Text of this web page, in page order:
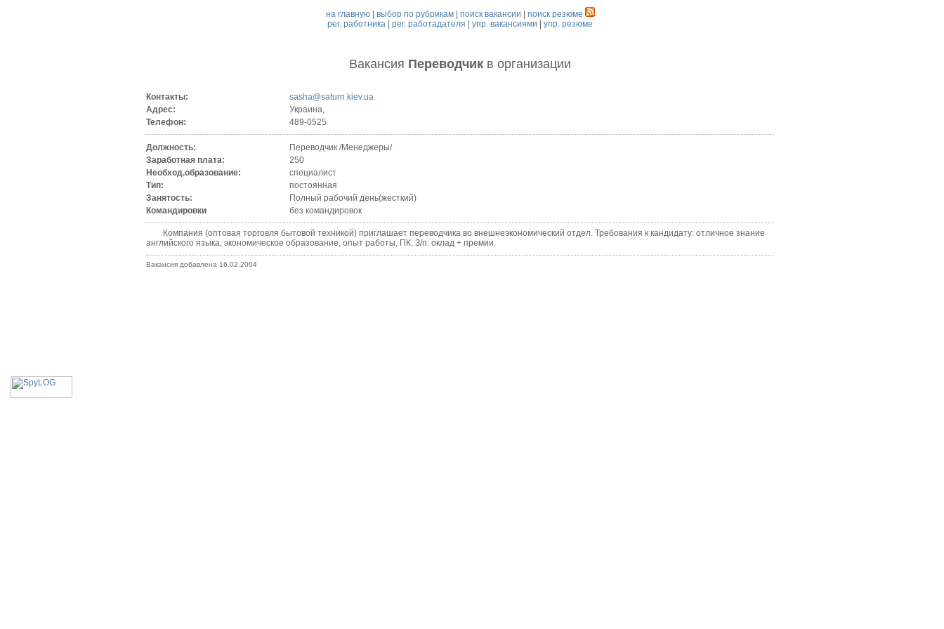
на главную| выбор по рубрикам| поиск вакансии
поиск резюме
рег. работника |рег. работадателя |упр. вакансиями |упр. резюме
Вакансия Переводчик в организации
Контакты:
sasha@saturn.kiev.ua
Адрес:
Украина,
Телефон:
489-0525
Должность:
Переводчик /Менеджеры/
Заработная плата:
250
Необход.образование:
специалист
Тип:
постоянная
Занятость:
Полный рабочий день(жесткий)
Командировки
без командировок
Компания (оптовая торговля бытовой техникой) приглашает переводчика во внешнеэкономический отдел. Требования к кандидату: отличное знание
английского языка, экономическое образование, опыт работы, ПК. З/п: оклад + премии.
Вакансия добавлена 16.02.2004